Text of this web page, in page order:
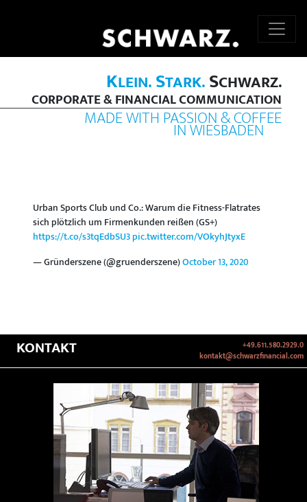
KLEIN.STARK.SCHWARZ.
CORPORATE & FINANCIAL COMMUNICATION
MADE WITH PASSION & COFFEE
IN WIESBADEN
Urban Sports Club und Co.: Warum die Fitness-Flatrates
sich plötzlich um Firmenkunden reißen (GS+)
https://t.co/s3tqEdbSU3pic.twitter.com/VOkyhJtyxE
— Gründerszene (@gruenderszene)October 13, 2020
KONTAKT
+49.611.580.2929.0
kontakt@schwarzfinancial.com